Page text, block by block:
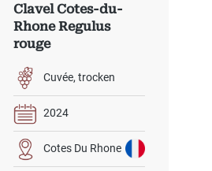
Clavel Cotes-du-
Rhone Regulus
rouge
Cuvée trocken
2024
Cotes Du Rhone